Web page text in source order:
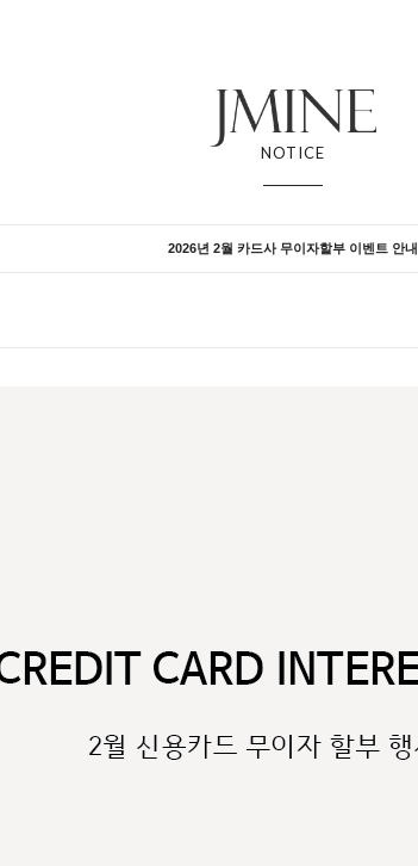
NOTICE
2026년 2월 카드사 무이자할부 이벤트 안내